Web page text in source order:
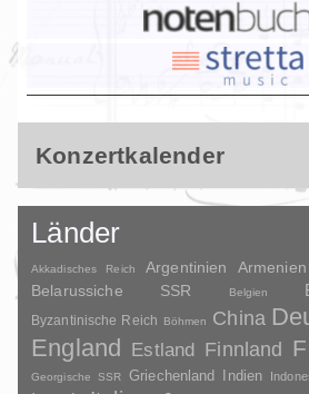
Konzertkalender
Länder
Akkadisches Reich Argentinien Armenien
Belarussiche SSR Belgien
Byzantinische Reich Böhmen China
England Estland Finnland
Georgische SSR
Griechenland Indien